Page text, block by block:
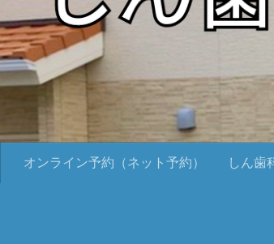
オンライン予約（ネット予約） しん歯